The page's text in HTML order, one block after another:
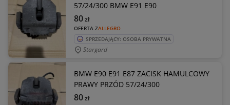
57/24/300 BMW E91 E90
OFERTA ZALLEGRO
80zł
SPRZEDAJĄCY: OSOBA PRYWATNA
Stargard
BMW E90 E91 E87 ZACISK HAMULCOWY
PRAWY PRZÓD 57/24/300
80zł